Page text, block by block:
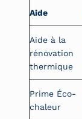
Aide
Aide à la
rénovation
thermique
Prime Éco-
chaleur